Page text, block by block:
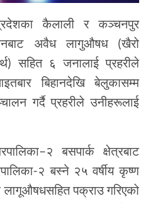
कैलाली र कञ्चनपुर
अवैध लागुऔषध (खैरो
सहित ६ जनालाई प्रहरीले
बिहानदेखि बेलुकासम्म
गर्दै प्रहरीले उनीहरूलाई
बसपार्क क्षेत्रबाट
२ बस्ने २५ वर्षीय कृष्ण
लागूऔषधसहित पक्राउ गरिएको